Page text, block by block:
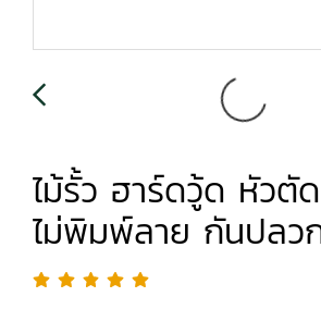
ไม้รั้ว ฮาร์ดวู้ด หัวตั
ไม่พิมพ์ลาย กันปลว